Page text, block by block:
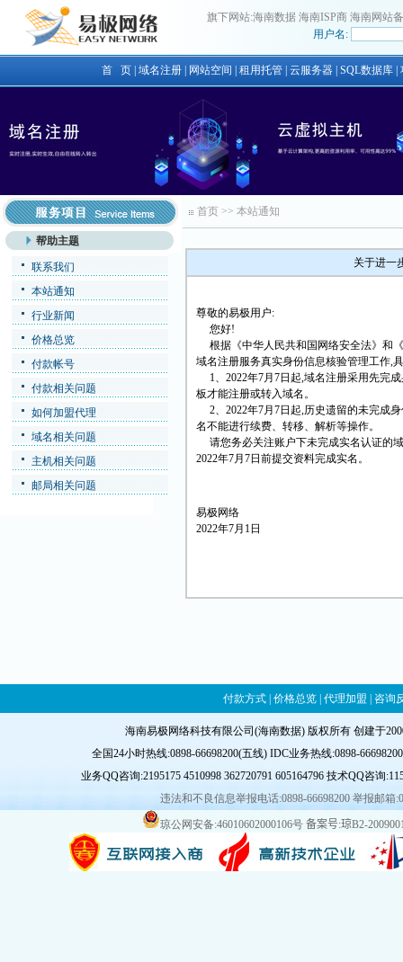
旗下网站:海南数据 海南ISP商 海南网站
用户名:
首 页 域名注册 网站空间 租用托管 云服务器 SQL数据库
帮助主题
联系我们
本站通知
行业新闻
价格总览
付款帐号
付款相关问题
如何加盟代理
域名相关问题
主机相关问题
邮局相关问题
首页 >> 本站通知
关于进一
尊敬的易极用户:
您好!
根据《中华人民共和国网络安全法》和
域名注册服务真实身份信息核验管理工作,
1、2022年7月7日起,域名注册采用先完
板才能注册或转入域名。
2、2022年7月7日起,历史遗留的未完成
名不能进行续费、转移、解析等操作。
请您务必关注账户下未完成实名认证的
2022年7月7日前提交资料完成实名。
易极网络
2022年7月1日
付款方式 价格总览 代理加盟 咨询
海南易极网络科技有限公司(海南数据) 版权所有 创建于
全国24小时热线:0898-66698200(五线) IDC业务热线:0898-
业务QQ咨询:2195175 4510998 362720791 605164796 技术QQ咨询:
违法和不良信息举报电话:0898-66698200 举报邮箱
琼公网安备:46010602000106号 备案号:琼B2-